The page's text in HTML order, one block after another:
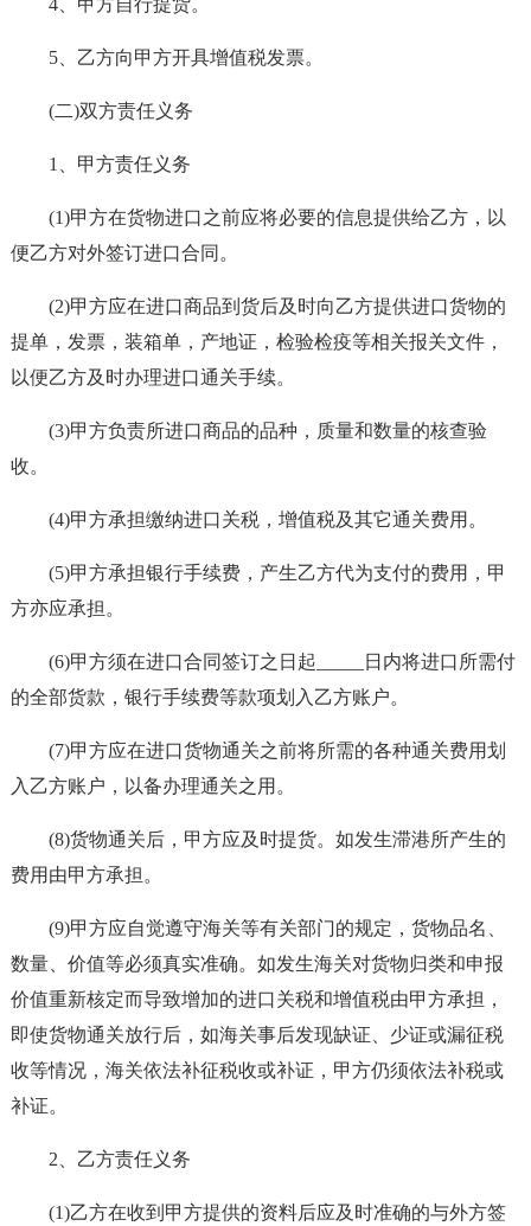
4、甲方自行提货。
5、乙方向甲方开具增值税发票。
(二)双方责任义务
1、甲方责任义务
(1)甲方在货物进口之前应将必要的信息提供给乙方，以
便乙方对外签订进口合同。
(2)甲方应在进口商品到货后及时向乙方提供进口货物的
提单，发票，装箱单，产地证，检验检疫等相关报关文件，
以便乙方及时办理进口通关手续。
(3)甲方负责所进口商品的品种，质量和数量的核查验
收。
(4)甲方承担缴纳进口关税，增值税及其它通关费用。
(5)甲方承担银行手续费，产生乙方代为支付的费用，甲
方亦应承担。
(6)甲方须在进口合同签订之日起_____日内将进口所需付
的全部货款，银行手续费等款项划入乙方账户。
(7)甲方应在进口货物通关之前将所需的各种通关费用划
入乙方账户，以备办理通关之用。
(8)货物通关后，甲方应及时提货。如发生滞港所产生的
费用由甲方承担。
(9)甲方应自觉遵守海关等有关部门的规定，货物品名、
数量、价值等必须真实准确。如发生海关对货物归类和申报
价值重新核定而导致增加的进口关税和增值税由甲方承担，
即使货物通关放行后，如海关事后发现缺证、少证或漏征税
收等情况，海关依法补征税收或补证，甲方仍须依法补税或
补证。
2、乙方责任义务
(1)乙方在收到甲方提供的资料后应及时准确的与外方签